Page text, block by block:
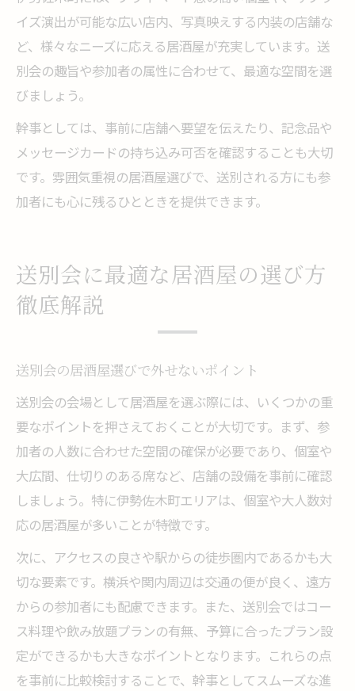
イズ演出が可能な広い店内、写真映えする内装の店舗な
ど、様々なニーズに応える居酒屋が充実しています。送
別会の趣旨や参加者の属性に合わせて、最適な空間を選
びましょう。
幹事としては、事前に店舗へ要望を伝えたり、記念品や
メッセージカードの持ち込み可否を確認することも大切
です。雰囲気重視の居酒屋選びで、送別される方にも参
加者にも心に残るひとときを提供できます。
送別会に最適な居酒屋の選び方
徹底解説
送別会の居酒屋選びで外せないポイント
送別会の会場として居酒屋を選ぶ際には、いくつかの重
要なポイントを押さえておくことが大切です。まず、参
加者の人数に合わせた空間の確保が必要であり、個室や
大広間、仕切りのある席など、店舗の設備を事前に確認
しましょう。特に伊勢佐木町エリアは、個室や大人数対
応の居酒屋が多いことが特徴です。
次に、アクセスの良さや駅からの徒歩圏内であるかも大
切な要素です。横浜や関内周辺は交通の便が良く、遠方
からの参加者にも配慮できます。また、送別会ではコー
ス料理や飲み放題プランの有無、予算に合ったプラン設
定ができるかも大きなポイントとなります。これらの点
を事前に比較検討することで、幹事としてスムーズな進